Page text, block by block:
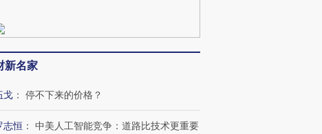
新名家
戈 ： 停不下来的价格？
志恒 ： 中美人工智能竞争：道路比技术更重要